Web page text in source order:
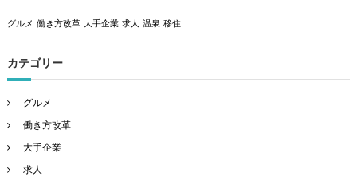
グルメ 働き方改革 大手企業 求人 温泉 移住
カテゴリー
グルメ
働き方改革
大手企業
求人